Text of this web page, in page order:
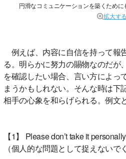
円滑なコミュニケーションを築くため
拡大する
例えば、内容に自信を持って報
る。明らかに努力の賜物なのだが
を確認したい場合、言い方によっ
まうかもしれない。そんな時は下
相手の心象を和らげられる。例文
【1】 Please don’t take it
（個人的な問題として捉えないで